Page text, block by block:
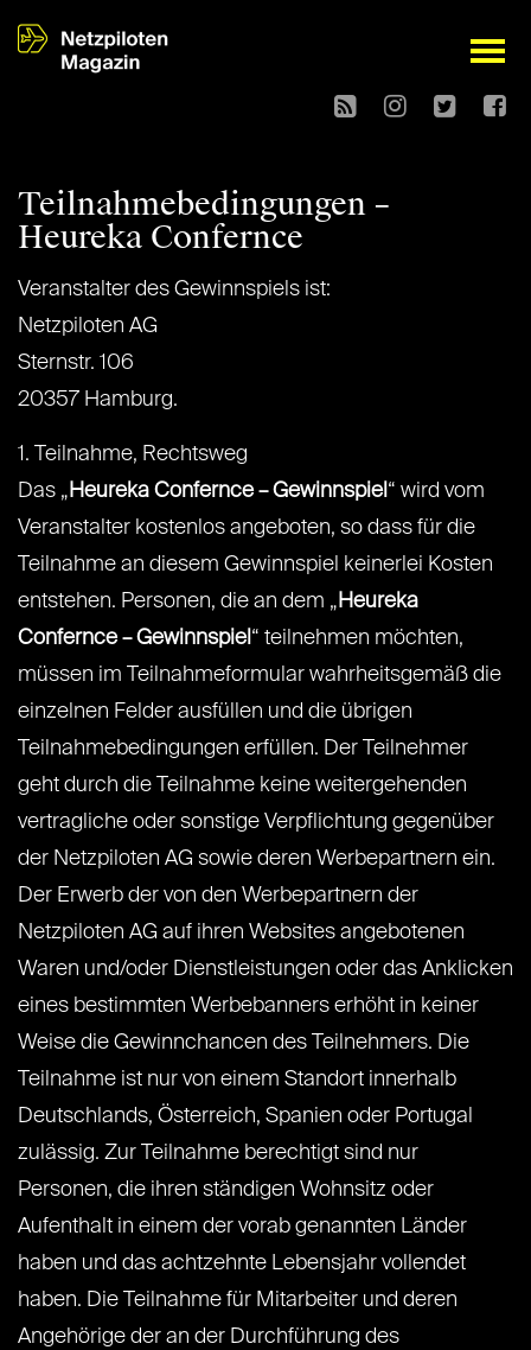
open
Teilnahmebedingungen –
Heureka Confernce
Veranstalter des Gewinnspiels ist:
Netzpiloten AG
Sternstr. 106
20357 Hamburg.
1. Teilnahme, Rechtsweg
Das „ Heureka Confernce – Gewinnspiel “ wird vom
Veranstalter kostenlos angeboten, so dass für die
Teilnahme an diesem Gewinnspiel keinerlei Kosten
entstehen. Personen, die an dem „ Heureka
Confernce – Gewinnspiel “ teilnehmen möchten,
müssen im Teilnahmeformular wahrheitsgemäß die
einzelnen Felder ausfüllen und die übrigen
Teilnahmebedingungen erfüllen. Der Teilnehmer
geht durch die Teilnahme keine weitergehenden
vertragliche oder sonstige Verpflichtung gegenüber
der Netzpiloten AG sowie deren Werbepartnern ein.
Der Erwerb der von den Werbepartnern der
Netzpiloten AG auf ihren Websites angebotenen
Waren und/oder Dienstleistungen oder das Anklicken
eines bestimmten Werbebanners erhöht in keiner
Weise die Gewinnchancen des Teilnehmers. Die
Teilnahme ist nur von einem Standort innerhalb
Deutschlands, Österreich, Spanien oder Portugal
zulässig. Zur Teilnahme berechtigt sind nur
Personen, die ihren ständigen Wohnsitz oder
Aufenthalt in einem der vorab genannten Länder
haben und das achtzehnte Lebensjahr vollendet
haben. Die Teilnahme für Mitarbeiter und deren
Angehörige der an der Durchführung des